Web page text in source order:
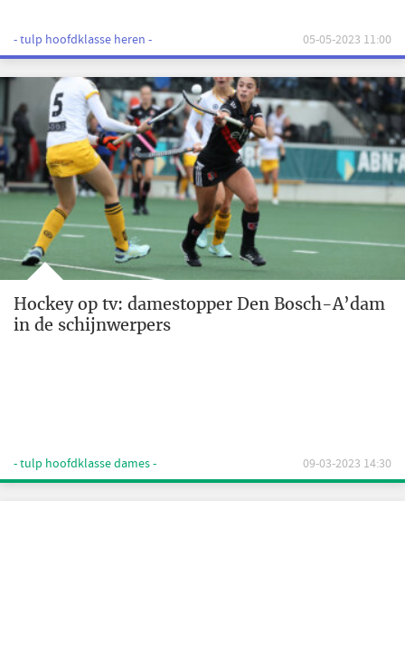
- tulp hoofdklasse heren - 05-05-2023 11:00
Hockey op tv: damestopper Den Bosch-A’dam
in de schijnwerpers
- tulp hoofdklasse dames - 09-03-2023 14:30